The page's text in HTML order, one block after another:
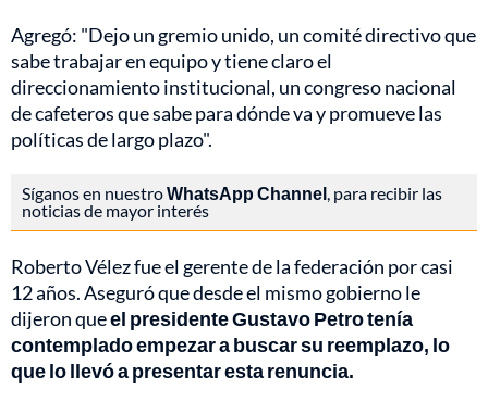
Agregó: "Dejo un gremio unido, un comité directivo que
sabe trabajar en equipo y tiene claro el
direccionamiento institucional, un congreso nacional
de cafeteros que sabe para dónde va y promueve las
políticas de largo plazo".
Síganos en nuestroWhatsApp Channel , para recibir las
noticias de mayor interés
Roberto Vélez fue el gerente de la federación por casi
12 años. Aseguró que desde el mismo gobierno le
dijeron queel presidente Gustavo Petro tenía
contemplado empezar a buscar su reemplazo, lo
que lo llevó a presentar esta renuncia.